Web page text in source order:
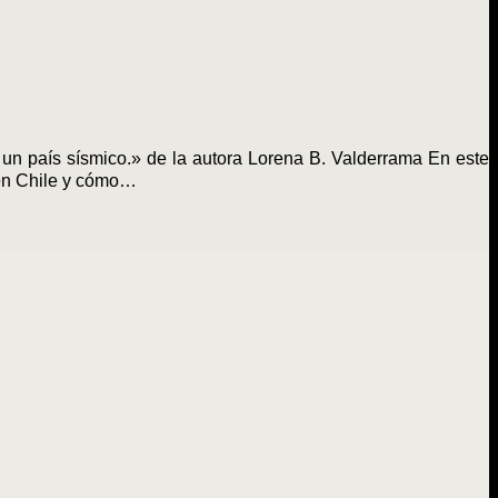
país sísmico.» de la autora Lorena B. Valderrama En este
Chile y cómo…